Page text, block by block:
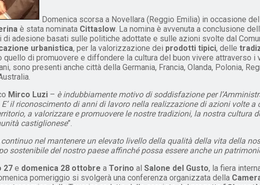
Domenica scorsa a Novellara (Reggio Emilia) in occasione
è stata nominata Cittaslow. La nomina è avvenuta a conclusione
adesione basati sulle politiche adottate e sulle azioni svolte dal
urbanistica, per la valorizzazione dei prodotti tipici, delle
quello di promuovere e diffondere la cultura del buon vivere attraverso i
sono presenti anche città della Germania, Francia, Olanda, Polonia,
Mirco Luzi – è indubbiamente motivo di soddisfazione per
il riconoscimento di anni di lavoro nella realizzazione di azioni volte a
a valorizzare e promuovere le nostre tradizioni, la nostra cultura
castiglionese”.
nel mantenere un elevato livello della qualità della vita della
sostenibile del nostro paese affinché possa essere anche un
27 e domenica 28 ottobre a Torino al Salone del Gusto, la fiera
pomeriggio si svolgerà una conferenza organizzata della